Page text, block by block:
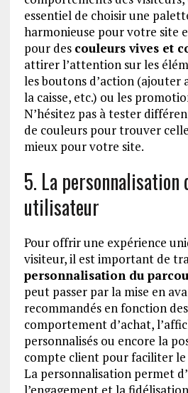
essentiel de choisir une
harmonieuse pour votre site
pour des couleurs vives et
attirer l’attention sur les
les boutons d’action (ajouter
la caisse, etc.) ou les
N’hésitez pas à tester
de couleurs pour trouver
mieux pour votre site.
5. La personnalisation
utilisateur
Pour offrir une expérience
visiteur, il est important de
personnalisation du
peut passer par la mise en
recommandés en fonction
comportement d’achat,
personnalisés ou encore la
compte client pour faciliter le
La personnalisation permet
l’engagement et la